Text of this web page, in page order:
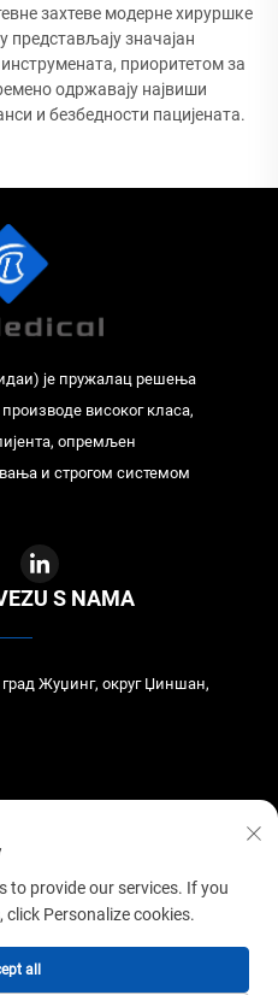
захтеве модерне хируршке
представљају значајан
приоритетом за
одржавају највиши
и безбедности пацијената.
је пружалац решења
високог класа,
опремљен
и строгом системом
S NAMA
град Жуџинг, округ Џиншан,
ЦО., ЛТД. Сва права су задржана.
to provide our services. If you
Personalize cookies.
all